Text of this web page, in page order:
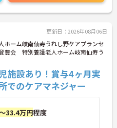
更新日：2026年08月06日
ーム岐南仙寿うれし野ケアプランセ
豊会 特別養護老人ホーム岐南仙寿う
施設あり！賞与4ヶ月実
でのケアマネジャー
33.4万円程度